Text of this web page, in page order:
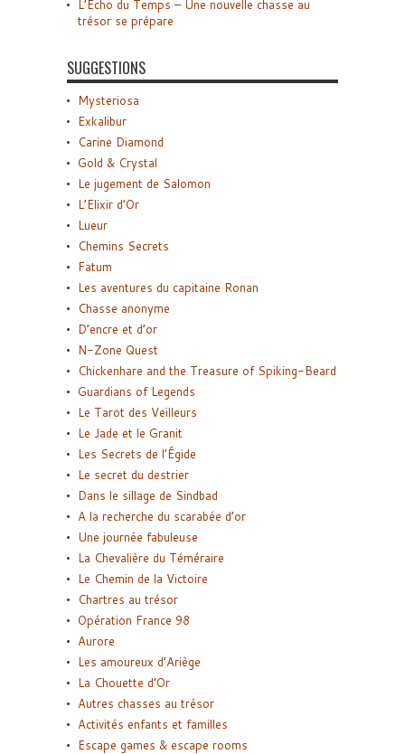
L’Écho du Temps – Une nouvelle chasse au
trésor se prépare
SUGGESTIONS
Mysteriosa
Exkalibur
Carine Diamond
Gold & Crystal
Le jugement de Salomon
L’Elixir d’Or
Lueur
Chemins Secrets
Fatum
Les aventures du capitaine Ronan
Chasse anonyme
D’encre et d’or
N-Zone Quest
Chickenhare and the Treasure of Spiking-Beard
Guardians of Legends
Le Tarot des Veilleurs
Le Jade et le Granit
Les Secrets de l’Égide
Le secret du destrier
Dans le sillage de Sindbad
A la recherche du scarabée d’or
Une journée fabuleuse
La Chevalière du Téméraire
Le Chemin de la Victoire
Chartres au trésor
Opération France 98
Aurore
Les amoureux d’Ariège
La Chouette d’Or
Autres chasses au trésor
Activités enfants et familles
Escape games & escape rooms